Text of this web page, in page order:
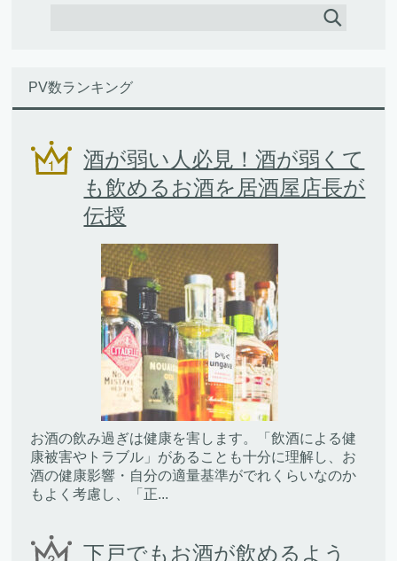
PV数ランキング
酒が弱い人必見！酒が弱くて
も飲めるお酒を居酒屋店長が
伝授
お酒の飲み過ぎは健康を害します。「飲酒による健
康被害やトラブル」があることも十分に理解し、お
酒の健康影響・自分の適量基準がでれくらいなのか
もよく考慮し、「正...
下戸でもお酒が飲めるよう